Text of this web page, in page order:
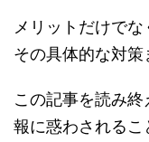
メリットだけで
その具体的な対策
この記事を読み
報に惑わされる